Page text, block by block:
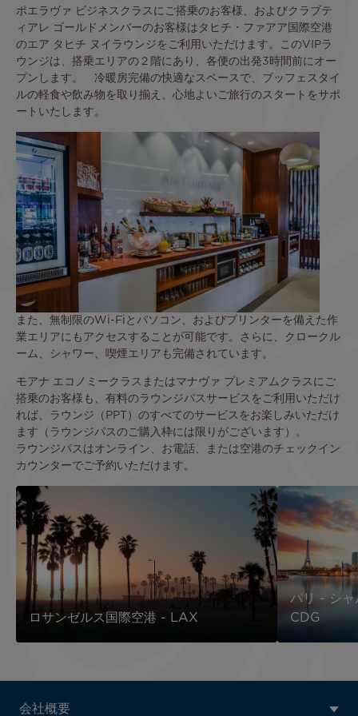
ポエラヴァ ビジネスクラスにご搭乗のお客様、およびクラブテ
ィアレ ゴールドメンバーのお客様はタヒチ・ファアア国際空港
のエア タヒチ ヌイラウンジをご利用いただけます。このVIPラ
ウンジは、搭乗エリアの２階にあり、各便の出発3時間前にオー
プンします。 冷暖房完備の快適なスペースで、ブッフェスタイ
ルの軽食や飲み物を取り揃え、心地よいご旅行のスタートをサポ
ートいたします。
また、無制限のWi-Fiとパソコン、およびプリンターを備えた作
業エリアにもアクセスすることが可能です。さらに、クロークル
ーム、シャワー、喫煙エリアも完備されています。
モアナ エコノミークラスまたはマナヴァ プレミアムクラスにご
搭乗のお客様も、有料のラウンジパスサービスをご利用いただけ
れば、ラウンジ（PPT）のすべてのサービスをお楽しみいただけ
ます（ラウンジパスのご購入枠には限りがございます）。
ラウンジパスはオンライン、お電話、または空港のチェックイン
カウンターでご予約いただけます。
ロサンゼルス国際空港 - LAX
パリ - シャ
CDG
ATN:
会社概要